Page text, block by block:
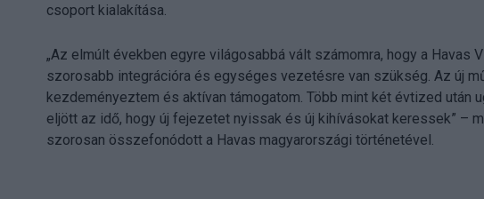
csoport kialakítása.
„Az elmúlt években egyre világosabbá vált számomra, hogy a
szorosabb integrációra és egységes vezetésre van szükség. Az új
kezdeményeztem és aktívan támogatom. Több mint két évtized után
eljött az idő, hogy új fejezetet nyissak és új kihívásokat keressek” –
szorosan összefonódott a Havas magyarországi történetével.